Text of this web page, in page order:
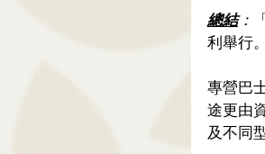
總結：
利舉行
專營巴
途更由
及不同